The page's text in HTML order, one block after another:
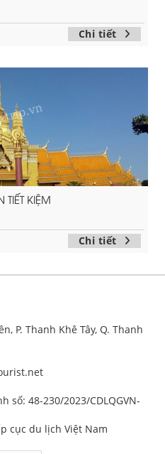
Chi tiết
TIẾT KIỆM
Chi tiết
P. Thanh Khê Tây, Q. Thanh
số: 48-230/2023/CDLQGVN-
cục du lịch Việt Nam